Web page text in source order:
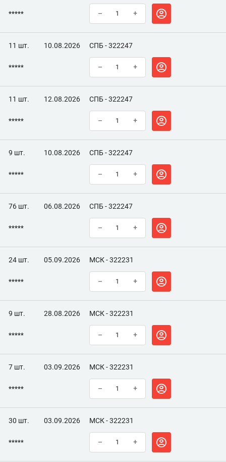
***** – +
11 шт. 10.08.2026 СПБ - 322247
***** – +
11 шт. 12.08.2026 СПБ - 322247
***** – +
9 шт. 10.08.2026 СПБ - 322247
***** – +
76 шт. 06.08.2026 СПБ - 322247
***** – +
24 шт. 05.09.2026 МСК - 322231
***** – +
9 шт. 28.08.2026 МСК - 322231
***** – +
7 шт. 03.09.2026 МСК - 322231
***** – +
30 шт. 03.09.2026 МСК - 322231
***** – +